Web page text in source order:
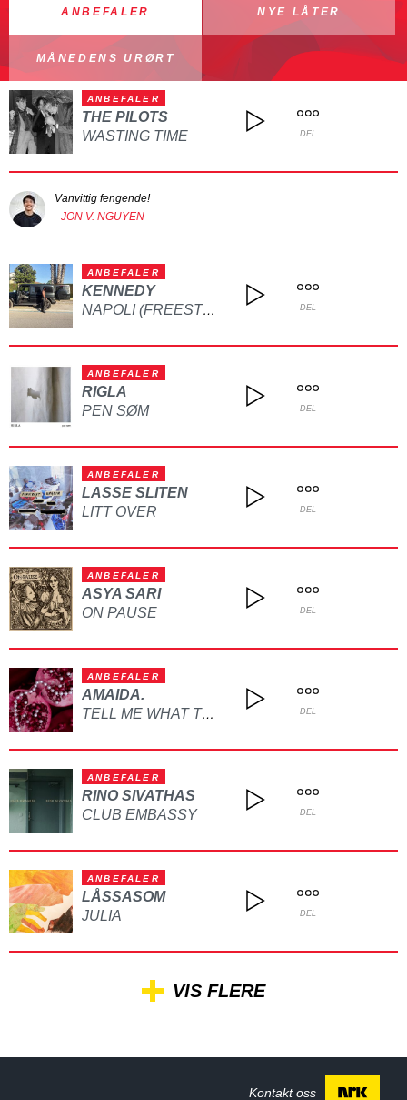
ANBEFALER NYE LÅTER
MÅNEDENS URØRT
ANBEFALER
THE PILOTS
WASTING TIME
DEL
Vanvittig fengende!
- JON V. NGUYEN
ANBEFALER
KENNEDY
NAPOLI (FREESTYLE) DEL
ANBEFALER
RIGLA
PEN SØM
DEL
ANBEFALER
LASSE SLITEN
LITT OVER
DEL
ANBEFALER
ASYA SARI
ON PAUSE
DEL
ANBEFALER
AMAIDA.
TELL ME WHAT TO DO DEL
ANBEFALER
RINO SIVATHAS
CLUB EMBASSY
DEL
ANBEFALER
LÅSSASOM
JULIA
DEL
VIS FLERE
Kontakt oss